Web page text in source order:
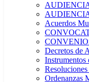
Acuerdos
Decretos de
Instrumentos
Ordenanzas